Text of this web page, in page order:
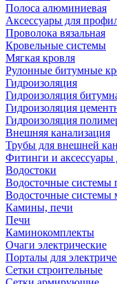
Полоса алюминиевая
Аксессуары для
Проволока вязальная
Кровельные системы
Мягкая кровля
Рулонные битумные
Гидроизоляция
Гидроизоляция
Гидроизоляция
Гидроизоляция
Внешняя канализация
Трубы для внешней
Фитинги и аксессуары
Водостоки
Водосточные системы
Водосточные системы
Камины, печи
Печи
Каминокомплекты
Очаги электрические
Порталы для
Сетки строительные